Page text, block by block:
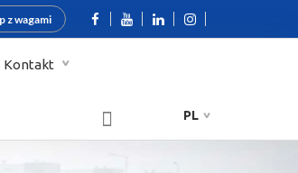
z wagami
Kontakt
PL